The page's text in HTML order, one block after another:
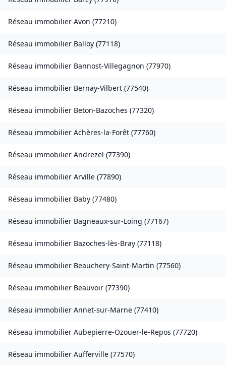
Réseau immobilier Avon (77210)
Réseau immobilier Balloy (77118)
Réseau immobilier Bannost-Villegagnon (77970)
Réseau immobilier Bernay-Vilbert (77540)
Réseau immobilier Beton-Bazoches (77320)
Réseau immobilier Achères-la-Forêt (77760)
Réseau immobilier Andrezel (77390)
Réseau immobilier Arville (77890)
Réseau immobilier Baby (77480)
Réseau immobilier Bagneaux-sur-Loing (77167)
Réseau immobilier Bazoches-lès-Bray (77118)
Réseau immobilier Beauchery-Saint-Martin (77560)
Réseau immobilier Beauvoir (77390)
Réseau immobilier Annet-sur-Marne (77410)
Réseau immobilier Aubepierre-Ozouer-le-Repos (77720)
Réseau immobilier Aufferville (77570)